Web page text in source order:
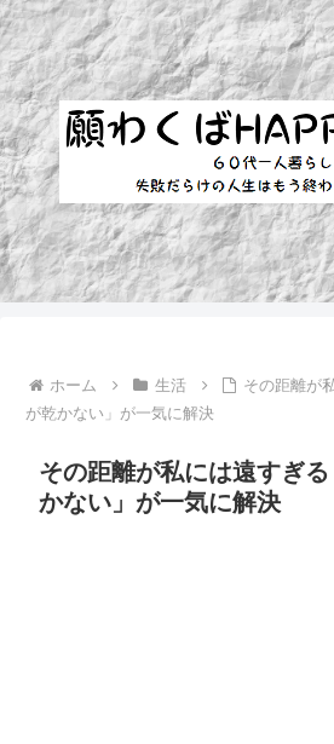
ホーム 生活
その距離が
が乾かない」が一気に解決
その距離が私には遠すぎ
かない」が一気に解決